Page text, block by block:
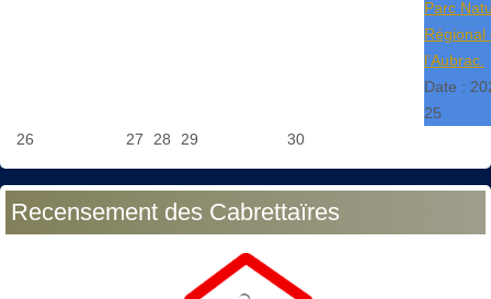
Parc
Régional
l’Aubrac.
Date :
25
26
27 28 29 30
Recensement des Cabrettaïres